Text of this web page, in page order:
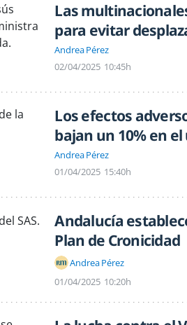
Las
para evitar
Andrea Pérez
02/04/2025 10:45h
Los efectos
bajan un 10% en
Andrea Pérez
01/04/2025 15:40h
Andalucía
Plan de Cronicidad
Andrea Pérez
01/04/2025 10:20h